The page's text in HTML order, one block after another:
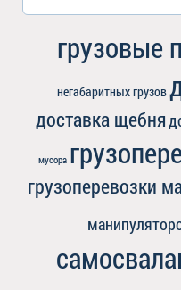
грузовые
негабаритных грузов
доставка щебня
мусора
грузоперевозки